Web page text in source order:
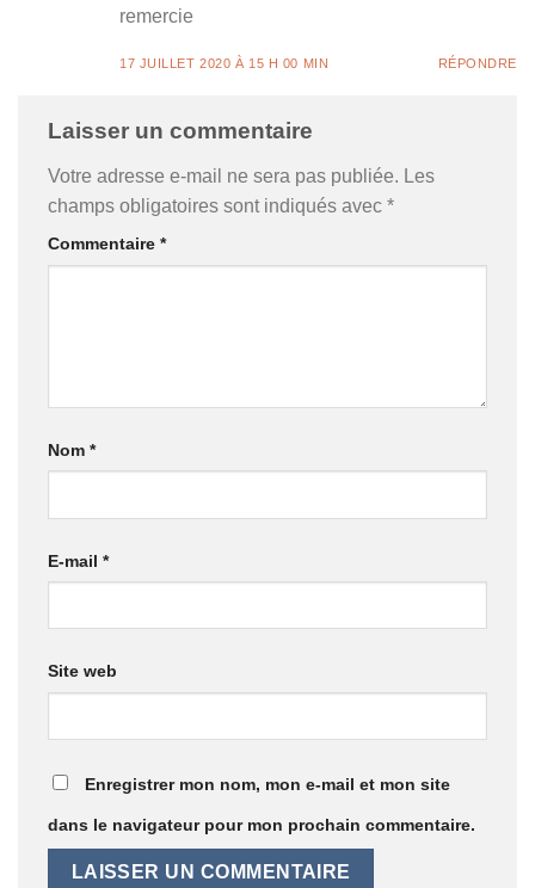
remercie
17 JUILLET 2020 À 15 H 00 MIN RÉPONDRE
Laisser un commentaire
Votre adresse e-mail ne sera pas publiée. Les
champs obligatoires sont indiqués avec *
Commentaire *
Nom *
E-mail *
Site web
Enregistrer mon nom, mon e-mail et mon site
dans le navigateur pour mon prochain commentaire.